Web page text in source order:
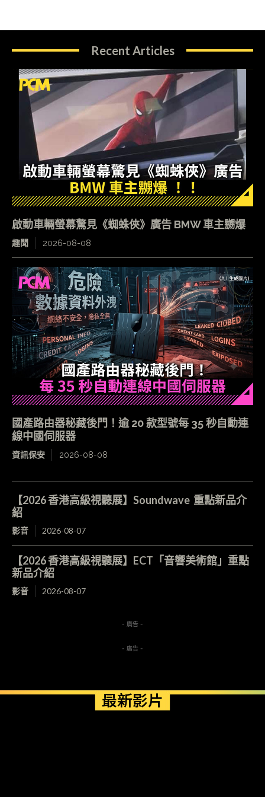
Recent Articles
啟動車輛螢幕驚見《蜘蛛俠》廣告 BMW 車主嬲爆
趣聞 2026-08-08
國產路由器秘藏後門！逾 20 款型號每 35 秒自動連
線中國伺服器
資訊保安 2026-08-08
【2026 香港高級視聽展】Soundwave 重點新品介
紹
影音 2026-08-07
【2026 香港高級視聽展】ECT「音響美術館」重點
新品介紹
影音 2026-08-07
- 廣告 -
- 廣告 -
最新影片